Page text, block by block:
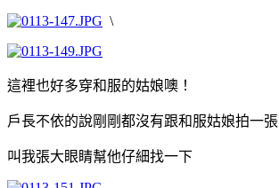
\
這裡也好多穿和服的姑娘噢！
戶長不依的說剛剛都沒有跟和服姑娘拍一張
叫我張大眼睛幫他仔細找一下